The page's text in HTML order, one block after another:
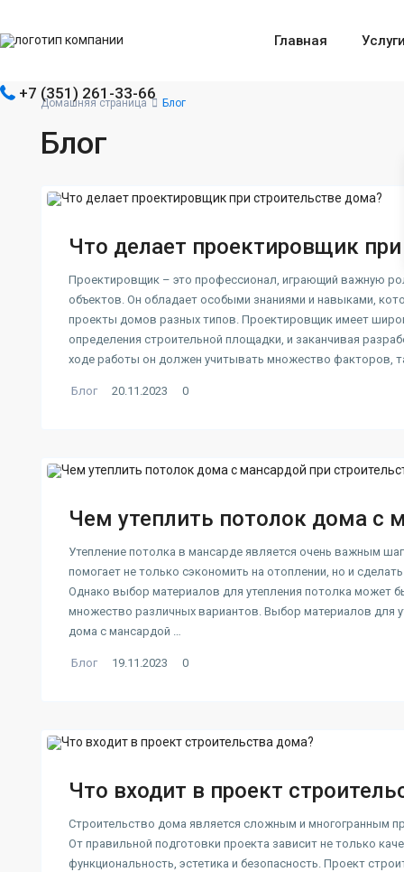
Главная
+7 (351) 261-33-66
Домашняя страница Блог
Блог
Что делает проектировщик
Проектировщик – это профессионал, играющий важную
объектов. Он обладает особыми знаниями и навыками,
проекты домов разных типов. Проектировщик имеет
определения строительной площадки, и заканчивая
ходе работы он должен учитывать множество факторов,
Блог 20.11.2023 0
Чем утеплить потолок дома с
Утепление потолка в мансарде является очень важным
помогает не только сэкономить на отоплении, но и
Однако выбор материалов для утепления потолка может
множество различных вариантов. Выбор материалов для
дома с мансардой …
Блог 19.11.2023 0
Что входит в проект
Строительство дома является сложным и многогранным
От правильной подготовки проекта зависит не только
функциональность, эстетика и безопасность. Проект